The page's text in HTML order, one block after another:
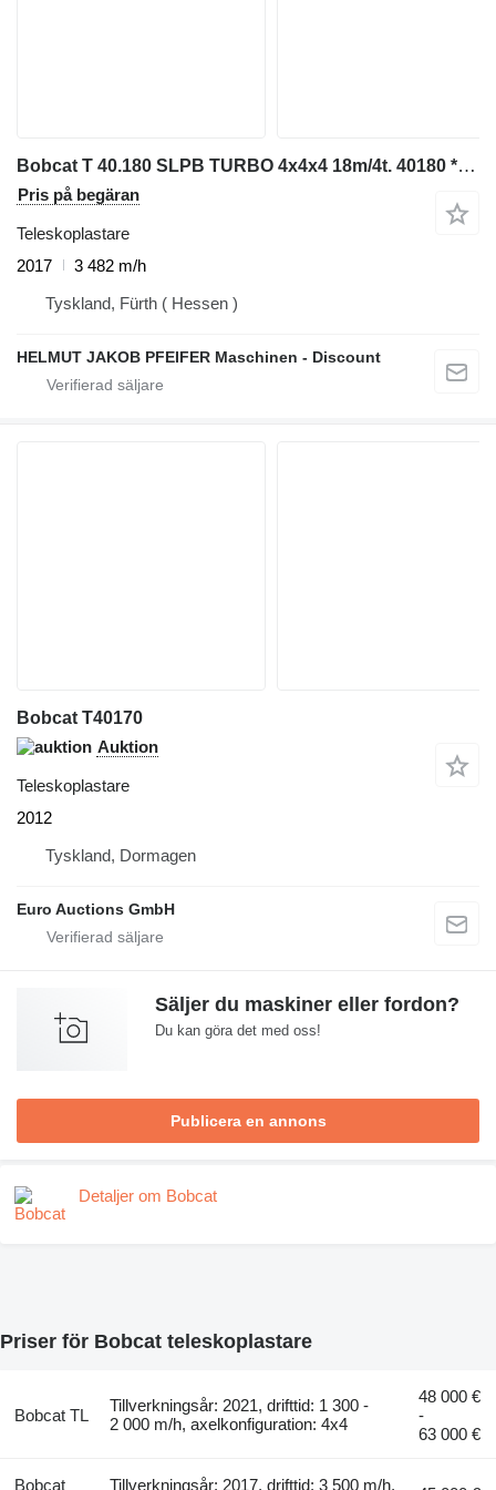
Bobcat T 40.180 SLPB TURBO 4x4x4 18m/4t. 40180 *KLIMA*
Pris på begäran
Teleskoplastare
2017
3 482 m/h
Tyskland, Fürth ( Hessen )
HELMUT JAKOB PFEIFER Maschinen - Discount
Bobcat T40170
Auktion
Teleskoplastare
2012
Tyskland, Dormagen
Euro Auctions GmbH
Säljer du maskiner eller fordon?
Du kan göra det med oss!
Publicera en annons
Detaljer om Bobcat
Priser för Bobcat teleskoplastare
Bobcat TL
Tillverkningsår: 2021, drifttid: 1 300 -
2 000 m/h, axelkonfiguration: 4x4
48 000 €
-
63 000 €
Bobcat Tillverkningsår: 2017, drifttid: 3 500 m/h,